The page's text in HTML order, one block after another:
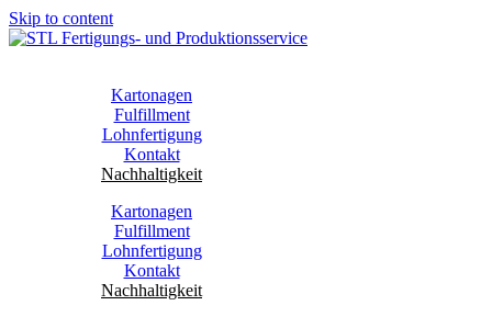
Skip to content
Kartonagen
Fulfillment
Lohnfertigung
Kontakt
Nachhaltigkeit
Kartonagen
Fulfillment
Lohnfertigung
Kontakt
Nachhaltigkeit